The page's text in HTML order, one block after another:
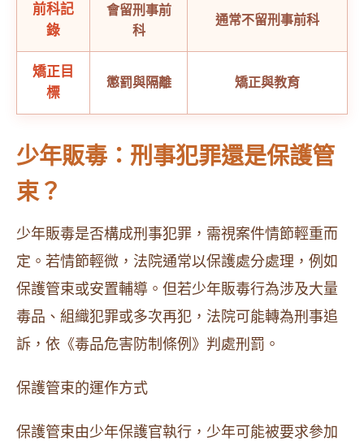
前科記
錄
會留刑事前
科
通常不留刑事前科
矯正目
標
懲罰與隔離 矯正與教育
少年販毒：刑事犯罪還是保護管
束？
少年販毒是否構成刑事犯罪，需視案件情節輕重而
定。若情節輕微，法院通常以保護處分處理，例如
保護管束或安置輔導。但若少年販毒行為涉及大量
毒品、組織犯罪或多次再犯，法院可能轉為刑事追
訴，依《毒品危害防制條例》判處刑罰。
保護管束的運作方式
保護管束由少年保護官執行，少年可能被要求參加